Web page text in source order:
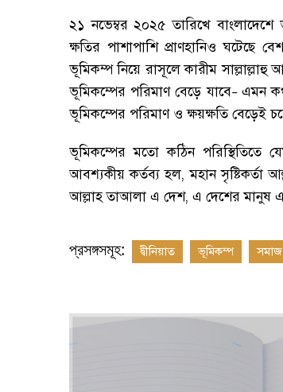
২১ নভেম্বর ২০২৫ তারিখে
ক্ষতির পাশাপাশি প্রাণহানিও ঘটেছে
ভূমিকম্প নিয়ে রাসূলে কারীম সাল্লাল্লাহু
ভূমিকম্পের পরিমাণ বেড়ে যাবে– এমন
ভূমিকম্পের পরিমাণ ও ক্ষয়ক্ষতি বেড়েই
ভূমিকম্পের মতো কঠিন পরিস্থিতিতে
আবশ্যকীয় কর্তব্য হল,মহান সৃষ্টিকর্তা
আল্লাহ তাআলা এ দেশ, এ দেশের মানুষ
প্রসঙ্গসমূহ: দ্বীনিয়াত ভূমিকম্প সমাজ